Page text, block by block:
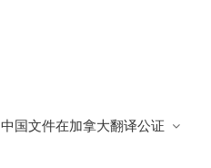
中国文件在加拿大翻译公证